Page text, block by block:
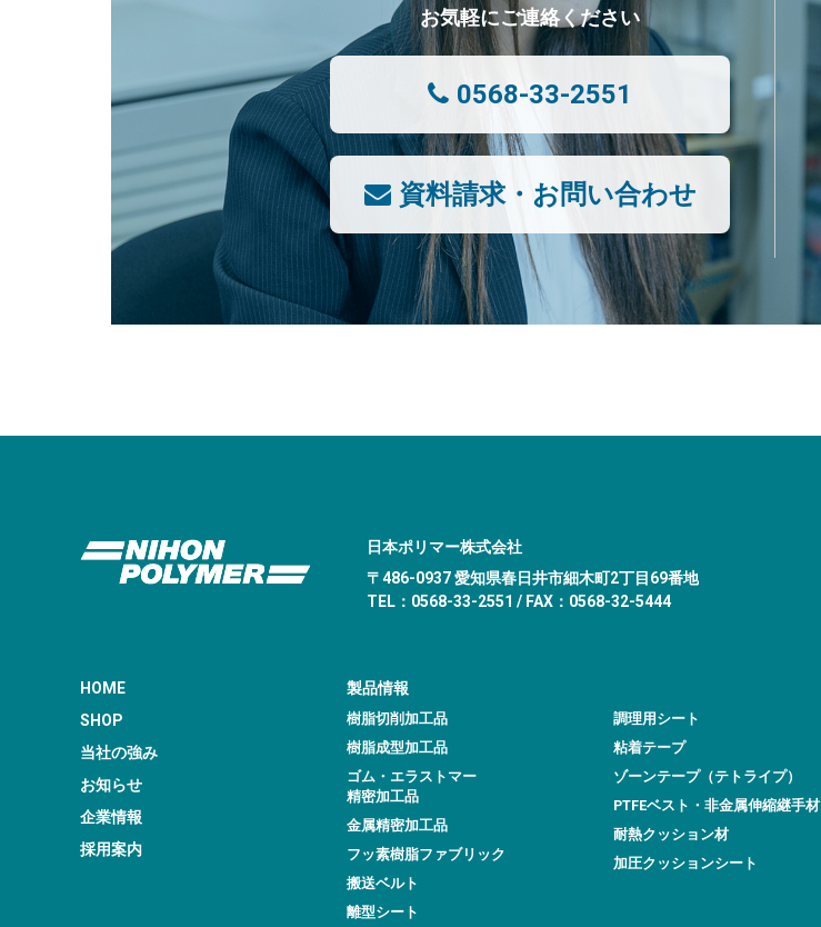
お気軽にご連絡ください
0568-33-2551
資料請求・お問い合わせ
日本ポリマー株式会社
〒486-0937 愛知県春日井市細木町2丁目69番地
TEL：0568-33-2551 / FAX：0568-32-5444
HOME
SHOP
当社の強み
お知らせ
企業情報
採用案内
製品情報
樹脂切削加工品
樹脂成型加工品
ゴム・エラストマー
精密加工品
金属精密加工品
フッ素樹脂ファブリック
搬送ベルト
離型シート
調理用シート
粘着テープ
ゾーンテープ（テトライプ）
PTFEベスト・非金属伸縮継手材
耐熱クッション材
加圧クッションシート